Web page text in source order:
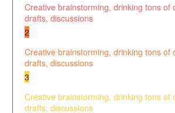
Creative brainstorming, drinking tons of
drafts, discussions
2
Creative brainstorming, drinking tons of
drafts, discussions
3
Creative brainstorming, drinking tons of
drafts, discussions